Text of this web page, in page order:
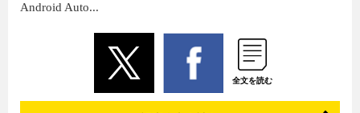
Android Auto...
全文を読む